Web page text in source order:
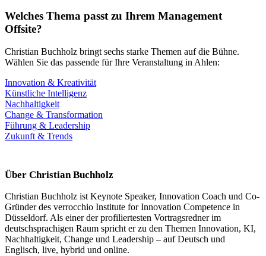
Welches Thema passt zu Ihrem Management
Offsite?
Christian Buchholz bringt sechs starke Themen auf die Bühne.
Wählen Sie das passende für Ihre Veranstaltung in Ahlen:
Innovation & Kreativität
Künstliche Intelligenz
Nachhaltigkeit
Change & Transformation
Führung & Leadership
Zukunft & Trends
Über Christian Buchholz
Christian Buchholz ist Keynote Speaker, Innovation Coach und Co-
Gründer des verrocchio Institute for Innovation Competence in
Düsseldorf. Als einer der profiliertesten Vortragsredner im
deutschsprachigen Raum spricht er zu den Themen Innovation, KI,
Nachhaltigkeit, Change und Leadership – auf Deutsch und
Englisch, live, hybrid und online.